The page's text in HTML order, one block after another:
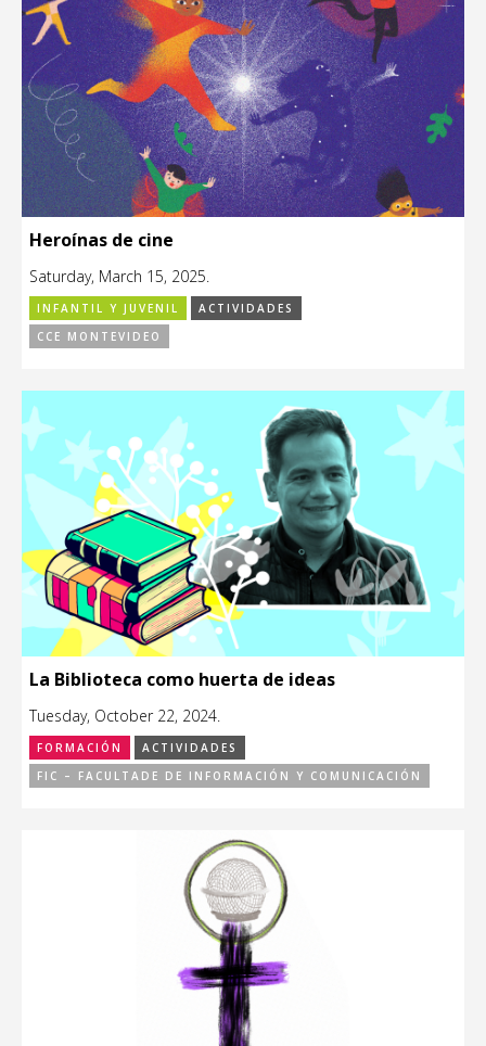
Heroínas de cine
Saturday, March 15, 2025.
INFANTIL Y JUVENIL
ACTIVIDADES
CCE MONTEVIDEO
La Biblioteca como huerta de ideas
Tuesday, October 22, 2024.
FORMACIÓN
ACTIVIDADES
FIC – FACULTADE DE INFORMACIÓN Y COMUNICACIÓN